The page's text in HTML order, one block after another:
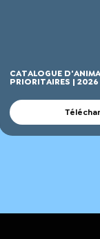
CATALOGUE
PRIORITAIRES | 2026